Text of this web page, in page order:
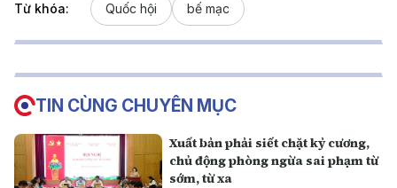
Từ khóa: Quốc hội bế mạc
TIN CÙNG CHUYÊN MỤC
Xuất bản phải siết chặt kỷ cương,
chủ động phòng ngừa sai phạm từ
sớm, từ xa